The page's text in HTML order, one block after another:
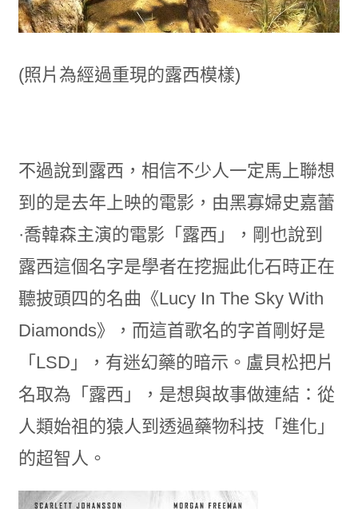
(照片為經過重現的露西模樣)
不過說到露西，相信不少人一定馬上聯想
到的是去年上映的電影，由黑寡婦史嘉蕾
·喬韓森主演的電影「露西」，剛也說到
露西這個名字是學者在挖掘此化石時正在
聽披頭四的名曲《Lucy In The Sky With
Diamonds》，而這首歌名的字首剛好是
「LSD」，有迷幻藥的暗示。盧貝松把片
名取為「露西」，是想與故事做連結：從
人類始祖的猿人到透過藥物科技「進化」
的超智人。